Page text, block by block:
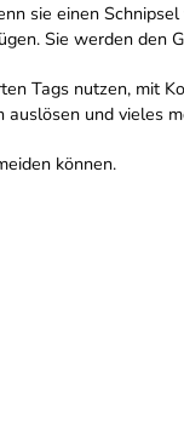
sie einen
Sie werden den
Tags nutzen, mit
auslösen und vieles
können.